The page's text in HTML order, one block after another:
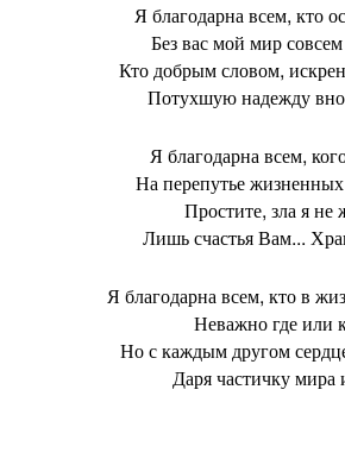
Я благодарна всем, кто
Без вас мой мир
Кто добрым словом,
Потухшую надежду
Я благодарна всем,
На перепутье
Простите, зла я не
Лишь счастья Вам...
Я благодарна всем, кто в
Неважно где или
Но с каждым другом
Даря частичку мира